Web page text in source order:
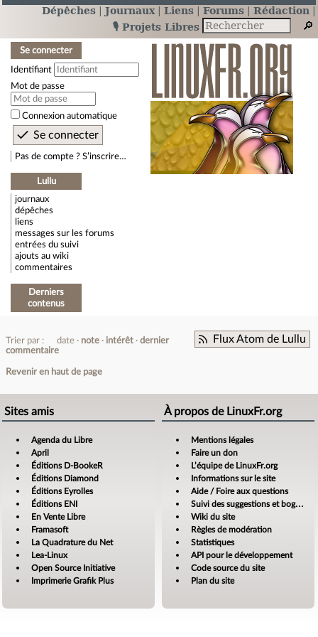
Dépêches Journaux Liens Forums
Rédaction
🎙️ Projets Libres
Se connecter
Identifiant
Mot de passe
Connexion automatique
Pas de compte ? S’inscrire…
Lullu
journaux
dépêches
liens
messages sur les forums
entrées du suivi
ajouts au wiki
commentaires
Derniers
contenus
Flux Atom de Lullu
Trier par : date note intérêt
dernier
commentaire
Revenir en haut de page
Sites amis
Agenda du Libre
April
Éditions D-BookeR
Éditions Diamond
Éditions Eyrolles
Éditions ENI
En Vente Libre
Framasoft
La Quadrature du Net
Lea-Linux
Open Source Initiative
Imprimerie Grafik Plus
À propos de LinuxFr.org
Mentions légales
Faire un don
L’équipe de LinuxFr.org
Informations sur le site
Aide / Foire aux questions
Suivi des suggestions et bogues
Wiki du site
Règles de modération
Statistiques
API pour le développement
Code source du site
Plan du site